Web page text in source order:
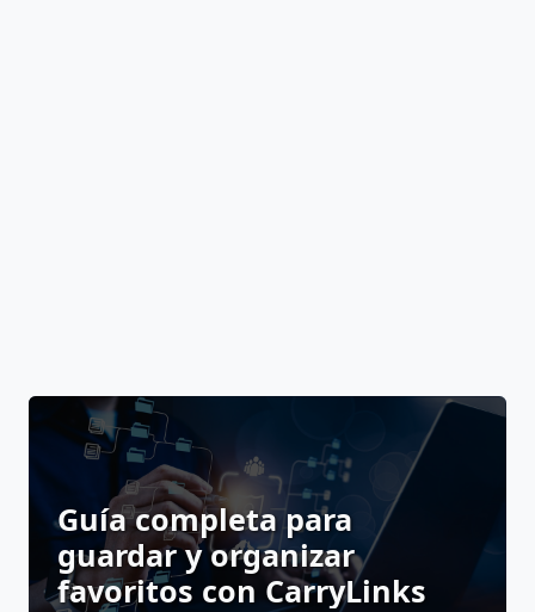
Guía completa para
guardar y organizar
favoritos con CarryLinks